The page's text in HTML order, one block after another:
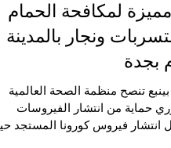
لمكافحة الحمام
ونجار بالمدينة
بجدة
تنصح منظمة الصحة العالمية
حماية من انتشار الفيروسات
فيروس كورونا المستجد